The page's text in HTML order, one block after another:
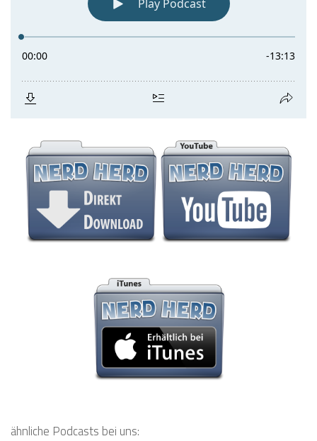
ähnliche Podcasts bei uns: